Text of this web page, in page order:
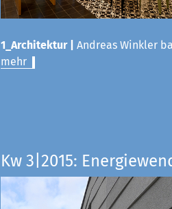
1_Architektur | Andreas Winkler
mehr
Kw 3|2015: